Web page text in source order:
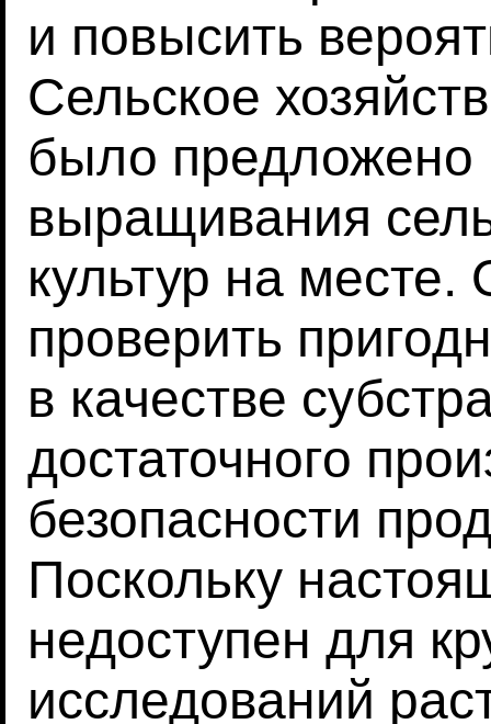
и повысить
Сельское
было предложено
выращивания
культур на
проверить
в качестве
достаточного
безопасности
Поскольку
недоступен для
исследований